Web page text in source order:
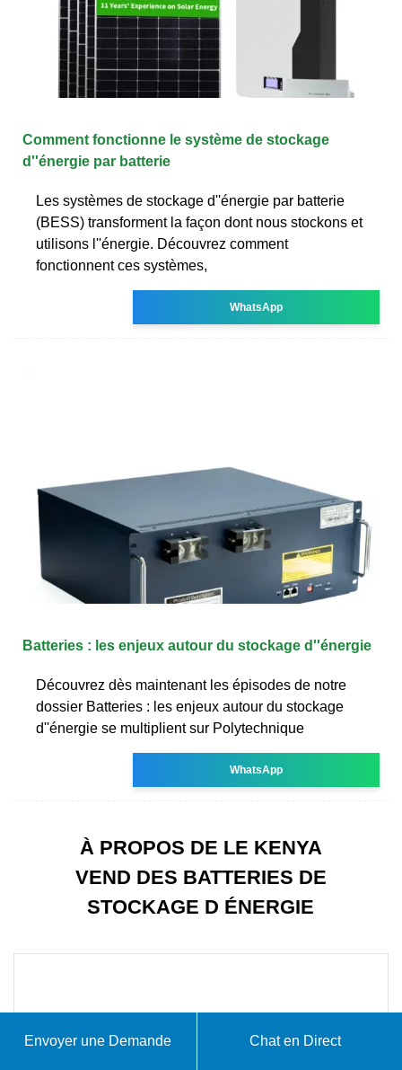
Comment fonctionne le système de stockage
d''énergie par batterie
Les systèmes de stockage d''énergie par batterie
(BESS) transforment la façon dont nous stockons et
utilisons l''énergie. Découvrez comment
fonctionnent ces systèmes,
WhatsApp
Batteries : les enjeux autour du stockage d''énergie
Découvrez dès maintenant les épisodes de notre
dossier Batteries : les enjeux autour du stockage
d''énergie se multiplient sur Polytechnique
WhatsApp
À PROPOS DE LE KENYA
VEND DES BATTERIES DE
STOCKAGE D ÉNERGIE
Envoyer une Demande Chat en Direct